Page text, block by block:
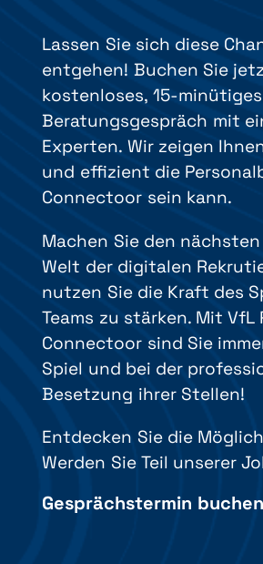
Lassen Sie sich diese
entgehen! Buchen Sie
kostenloses, 15-minütiges
Beratungsgespräch mit
Experten. Wir zeigen
und effizient die
Connectoor sein kann.
Machen Sie den
Welt der digitalen
nutzen Sie die Kraft des
Teams zu stärken. Mit VfL
Connectoor sind Sie
Spiel und bei der
Besetzung ihrer Stellen!
Entdecken Sie die
Werden Sie Teil unserer
Gesprächstermin buchen